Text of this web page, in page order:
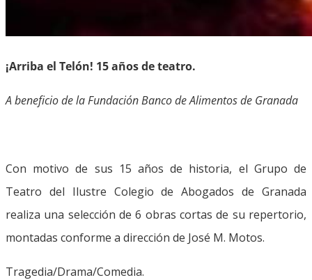
¡Arriba el Telón! 15 años de teatro.
A beneficio de la Fundación Banco de Alimentos de Granada
Con motivo de sus 15 años de historia, el Grupo de
Teatro del Ilustre Colegio de Abogados de Granada
realiza una selección de 6 obras cortas de su repertorio,
montadas conforme a dirección de José M. Motos.
Tragedia/Drama/Comedia.